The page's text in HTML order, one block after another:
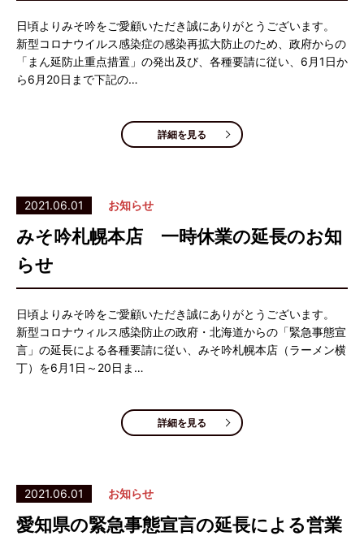
日頃よりみそ吟をご愛顧いただき誠にありがとうございます。
新型コロナウイルス感染症の感染再拡大防止のため、政府からの
「まん延防止重点措置」の発出及び、各種要請に従い、6月1日か
ら6月20日まで下記の…
詳細を見る
2021.06.01 お知らせ
みそ吟札幌本店 一時休業の延長のお知
らせ
日頃よりみそ吟をご愛顧いただき誠にありがとうございます。
新型コロナウィルス感染防止の政府・北海道からの「緊急事態宣
言」の延長による各種要請に従い、みそ吟札幌本店（ラーメン横
丁）を6月1日～20日ま…
詳細を見る
2021.06.01 お知らせ
愛知県の緊急事態宣言の延長による営業